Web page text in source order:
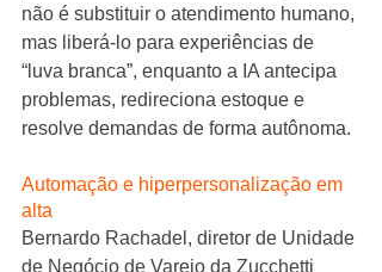
não é substituir o atendimento humano,
mas liberá-lo para experiências de
“luva branca”, enquanto a IA antecipa
problemas, redireciona estoque e
resolve demandas de forma autônoma.
Automação e hiperpersonalização em
alta
Bernardo Rachadel, diretor de Unidade
de Negócio de Varejo da Zucchetti